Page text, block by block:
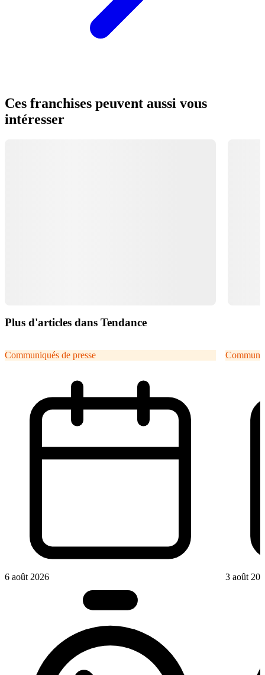
Ces franchises peuvent aussi vous
intéresser
Plus d'articles dans Tendance
Communiqués de presse
6 août 2026 3 août